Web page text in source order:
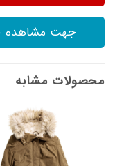
جهت مشاهده
محصولات مشابه